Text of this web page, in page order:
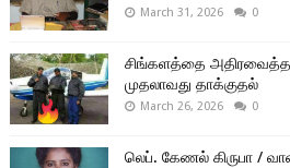
March 31, 2026 0
சிங்களத்தை
முதலாவது தாக்குதல்
March 26, 2026 0
லெப். கேணல் கிருபா /